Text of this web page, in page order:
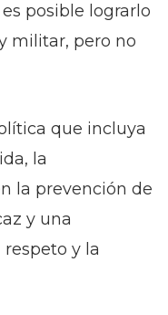
posible lograrlo
militar, pero no
que incluya
la
la prevención de
y una
y la